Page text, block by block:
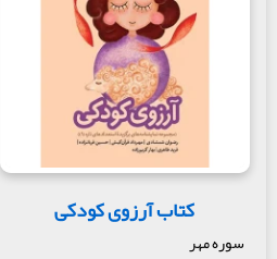
کتاب آرزوی کودکی
سوره مهر